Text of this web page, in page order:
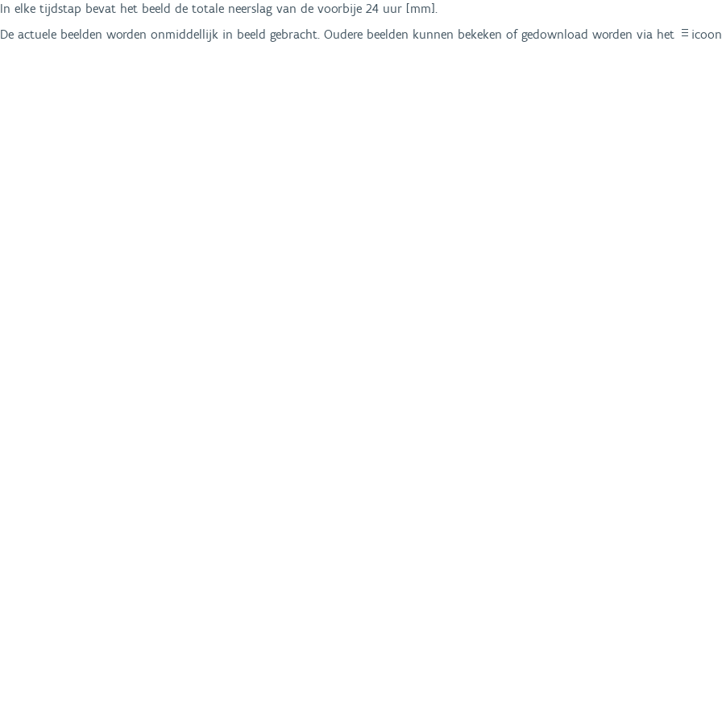
In elke tijdstap bevat het beeld de totale neerslag van de voorbije 24 uur [mm].
De actuele beelden worden onmiddellijk in beeld gebracht. Oudere beelden kunnen bekeken of gedownload worden via het